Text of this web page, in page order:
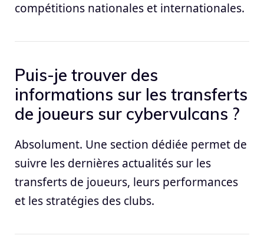
compétitions nationales et internationales.
Puis-je trouver des
informations sur les transferts
de joueurs sur cybervulcans ?
Absolument. Une section dédiée permet de
suivre les dernières actualités sur les
transferts de joueurs, leurs performances
et les stratégies des clubs.